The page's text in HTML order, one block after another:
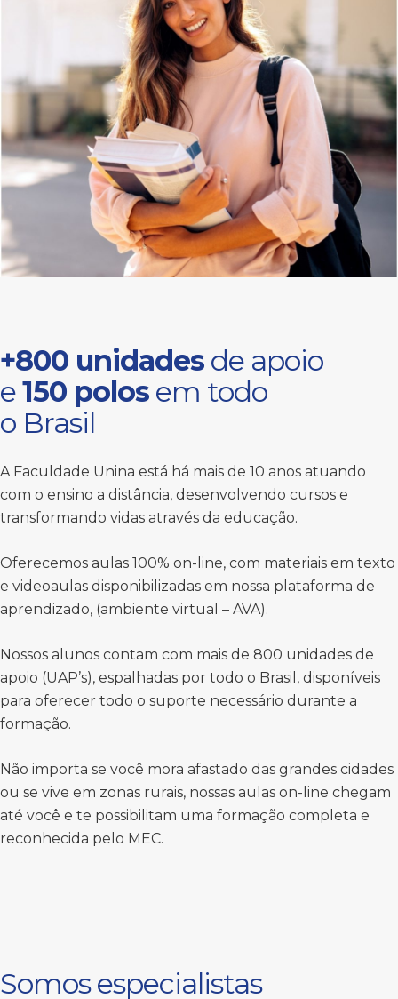
+800 unidades de apoio
e150 polos em todo
o Brasil
A Faculdade Unina está há mais de 10 anos atuando
com o ensino a distância, desenvolvendo cursos e
transformando vidas através da educação.
Oferecemos aulas 100% on-line, com materiais em texto
e videoaulas disponibilizadas em nossa plataforma de
aprendizado, (ambiente virtual – AVA).
Nossos alunos contam com mais de 800 unidades de
apoio (UAP’s), espalhadas por todo o Brasil, disponíveis
para oferecer todo o suporte necessário durante a
formação.
Não importa se você mora afastado das grandes cidades
ou se vive em zonas rurais, nossas aulas on-line chegam
até você e te possibilitam uma formação completa e
reconhecida pelo MEC.
Somos especialistas